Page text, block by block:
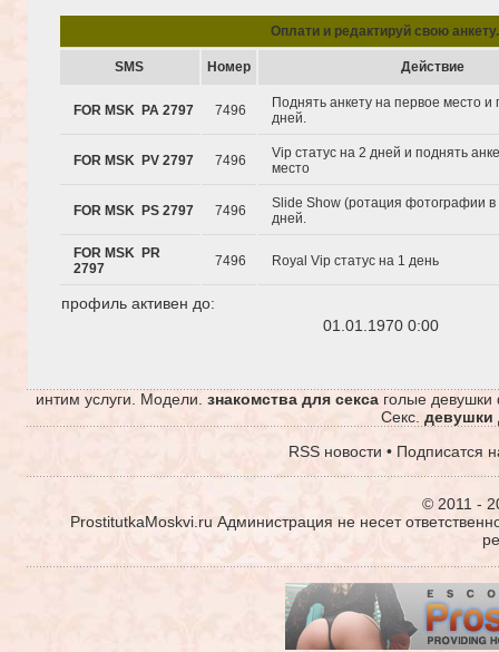
Oплати и редактируй свою анкету.
SMS Hомер Действие
FOR MSK PA 2797 7496
Поднять анкету на первое место и
дней.
FOR MSK PV 2797 7496
Vip статус на 2 дней и поднять
место
FOR MSK PS 2797 7496
Slide Show (ротация фотографии в
дней.
FOR MSK PR
2797
7496 Royal Vip статус на 1 день
профиль активен до:
01.01.1970 0:00
интим услуги. Модели. знакомства для секса голые
Секс. девушки
RSS новости • Подписатся
© 2011 -
ProstitutkaMoskvi.ru Администрация не несет